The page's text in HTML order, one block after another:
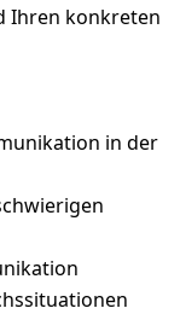
Ihren konkreten
in der